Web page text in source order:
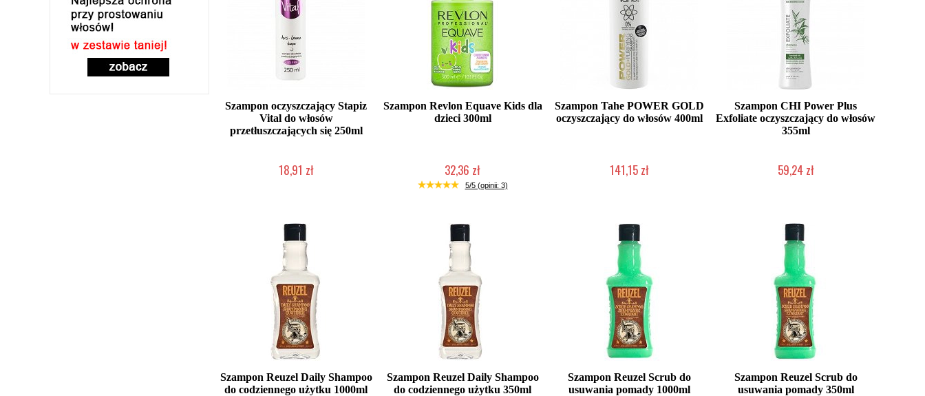
Szampon oczyszczający Stapiz
Vital do włosów
przetłuszczających się 250ml
18,91 zł
Szampon Revlon Equave Kids dla
dzieci 300ml
32,36 zł
Duża ilość (wysyłka w 24h)
5/5 (opinii: 3)
Szampon Tahe POWER GOLD
oczyszczający do włosów 400ml
141,15 zł
Szampon CHI Power Plus
Exfoliate oczyszczający do włosów
355ml
59,24 zł
Szampon Reuzel Daily Shampoo
do codziennego użytku 1000ml
Szampon Reuzel Daily Shampoo
do codziennego użytku 350ml
Szampon Reuzel Scrub do
usuwania pomady 1000ml
Szampon Reuzel Scrub do
usuwania pomady 350ml